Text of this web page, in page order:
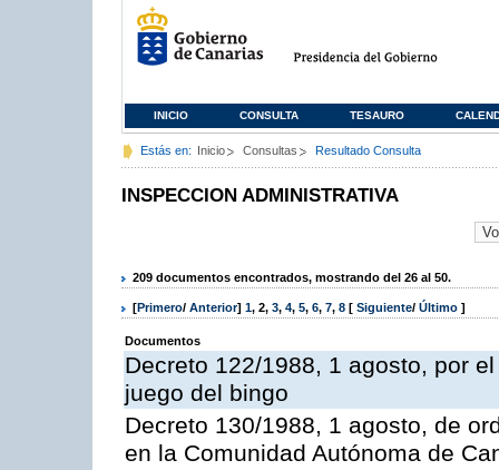
INICIO CONSULTA TESAURO
Estás en: Inicio Consultas Resultado Consulta
INSPECCION ADMINISTRATIVA
209 documentos encontrados, mostrando del 26 al 50.
[Primero/ Anterior] 1, 2, 3, 4, 5, 6, 7, 8 [ Siguiente/ Último ]
Documentos
Decreto 122/1988, 1 agosto, por
juego del bingo
Decreto 130/1988, 1 agosto, de
en la Comunidad Autónoma de